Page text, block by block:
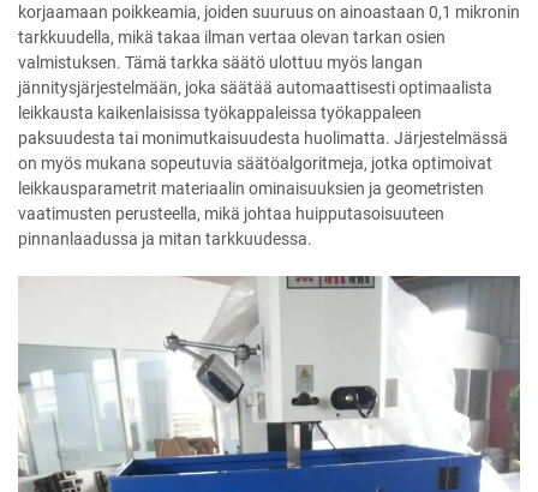
korjaamaan poikkeamia, joiden suuruus on ainoastaan 0,1 mikronin
tarkkuudella, mikä takaa ilman vertaa olevan tarkan osien
valmistuksen. Tämä tarkka säätö ulottuu myös langan
jännitysjärjestelmään, joka säätää automaattisesti optimaalista
leikkausta kaikenlaisissa työkappaleissa työkappaleen
paksuudesta tai monimutkaisuudesta huolimatta. Järjestelmässä
on myös mukana sopeutuvia säätöalgoritmeja, jotka optimoivat
leikkausparametrit materiaalin ominaisuuksien ja geometristen
vaatimusten perusteella, mikä johtaa huipputasoisuuteen
pinnanlaadussa ja mitan tarkkuudessa.